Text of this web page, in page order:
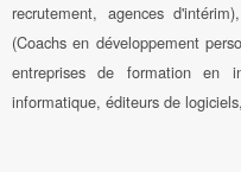
recrutement, agences
(Coachs en développement
entreprises de formation en
informatique, éditeurs de